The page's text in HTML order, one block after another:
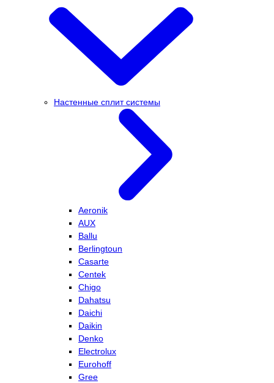
Настенные сплит системы
Aeronik
AUX
Ballu
Berlingtoun
Casarte
Centek
Chigo
Dahatsu
Daichi
Daikin
Denko
Electrolux
Eurohoff
Gree